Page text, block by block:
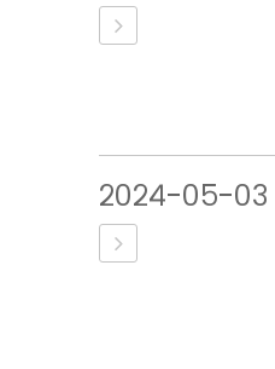
२०२४-०५-०३